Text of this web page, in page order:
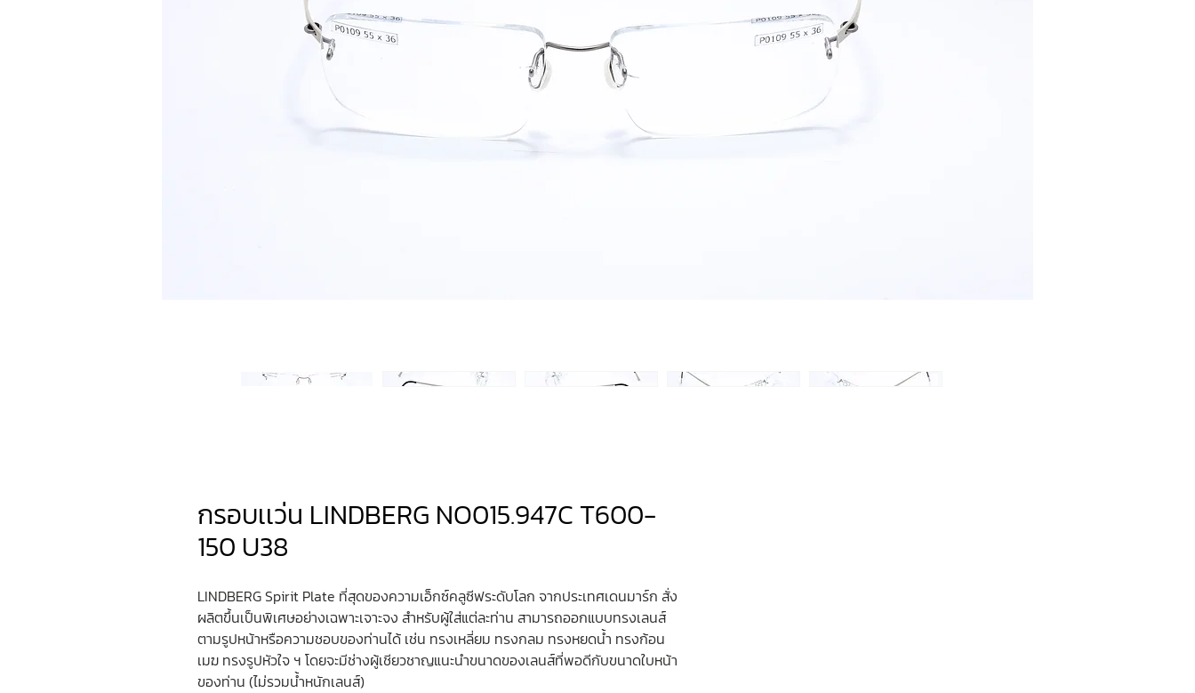
กรอบเเว่น LINDBERG NO015.947C T600-
150 U38
LINDBERG Spirit Plate ที่สุดของความเอ็กซ์คลูซีฟระดับโลก จากประเทศเดนมาร์ก สั่ง
ผลิตขึ้นเป็นพิเศษอย่างเฉพาะเจาะจง สำหรับผู้ใส่แต่ละท่าน สามารถออกแบบทรงเลนส์
ตามรูปหน้าหรือความชอบของท่านได้ เช่น ทรงเหลี่ยม ทรงกลม ทรงหยดน้ำ ทรงก้อน
เมฆ ทรงรูปหัวใจ ฯ โดยจะมีช่างผู้เชียวชาญแนะนำขนาดของเลนส์ที่พอดีกับขนาดใบหน้า
ของท่าน (ไม่รวมน้ำหนักเลนส์)